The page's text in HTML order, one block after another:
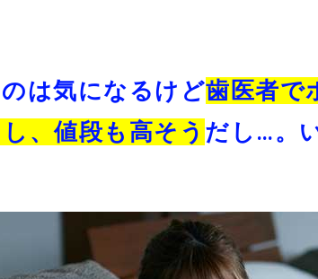
のは気になるけど歯医者で
、値段も高そう だし…。